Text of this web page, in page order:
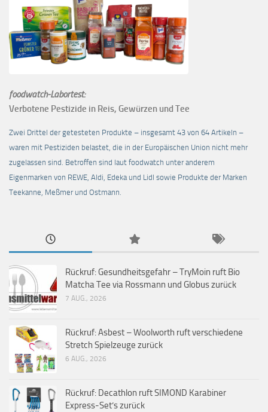
foodwatch-Labortest:
Verbotene Pestizide in Reis, Gewürzen und Tee
Zwei Drittel der getesteten Produkte – insgesamt 43 von 64 Artikeln –
waren mit Pestiziden belastet, die in der Europäischen Union nicht mehr
zugelassen sind. Betroffen sind laut foodwatch unter anderem
Eigenmarken von REWE, Aldi, Edeka und Lidl sowie Produkte der Marken
Teekanne, Meßmer und Ostmann.
Rückruf: Gesundheitsgefahr – TryMoin ruft Bio
Matcha Tee via Rossmann und Globus zurück
7 AUG., 2026
Rückruf: Asbest – Woolworth ruft verschiedene
Stretch Spielzeuge zurück
6 AUG., 2026
Rückruf: Decathlon ruft SIMOND Karabiner
Express-Set’s zurück